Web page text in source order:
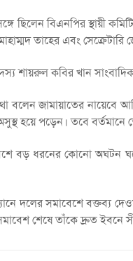
ছিলেন বিএনপির স্থায়ী
তাহের এবং সেক্রেটারি
শায়রুল কবির খান
বলেন জামায়াতের নায়েবে
হয়ে পড়েন। তবে
বড় ধরনের কোনো অঘটন
দলের সমাবেশে বক্তব্য
শেষে তাঁকে দ্রুত ইবনে